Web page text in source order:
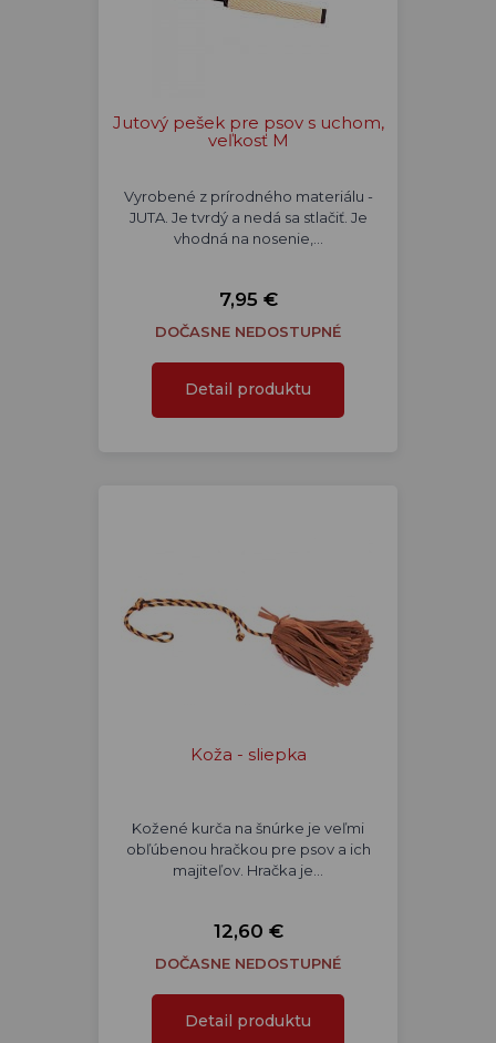
Jutový pešek pre psov s uchom,
veľkosť M
Vyrobené z prírodného materiálu -
JUTA. Je tvrdý a nedá sa stlačiť. Je
vhodná na nosenie,…
7,95 €
DOČASNE NEDOSTUPNÉ
Detail produktu
Koža - sliepka
Kožené kurča na šnúrke je veľmi
obľúbenou hračkou pre psov a ich
majiteľov. Hračka je…
12,60 €
DOČASNE NEDOSTUPNÉ
Detail produktu